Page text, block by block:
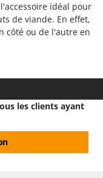
idéal pour
de viande. En effet,
côté ou de l'autre en
les clients ayant